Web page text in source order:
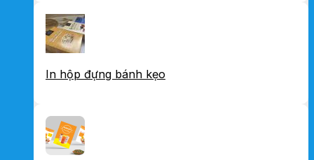
In hộp đựng bánh kẹo